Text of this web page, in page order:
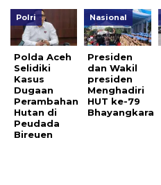
Polri
Polda Aceh
Selidiki
Kasus
Dugaan
Perambahan
Hutan di
Peudada
Bireuen
Nasional
Presiden
dan Wakil
presiden
Menghadiri
HUT ke-79
Bhayangkara